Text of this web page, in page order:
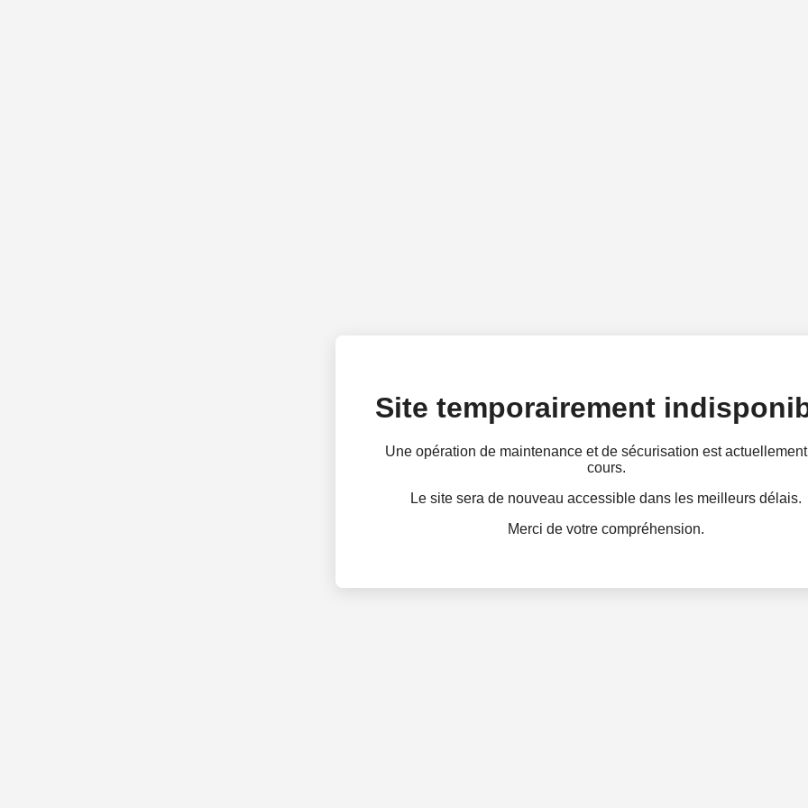
Site temporairement
Une opération de maintenance et de sécurisation est
cours.
Le site sera de nouveau accessible dans les meilleurs délais.
Merci de votre compréhension.